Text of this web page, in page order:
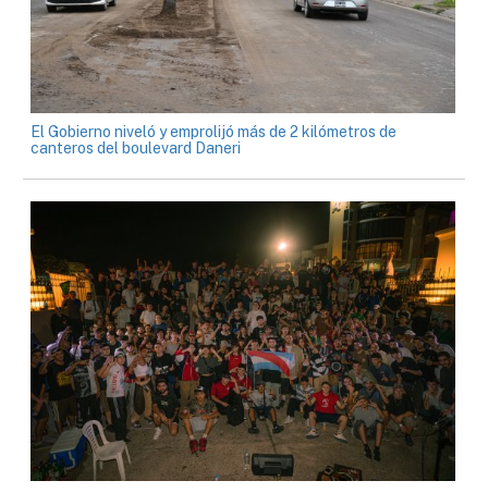
El Gobierno niveló y emprolijó más de 2 kilómetros de
canteros del boulevard Daneri